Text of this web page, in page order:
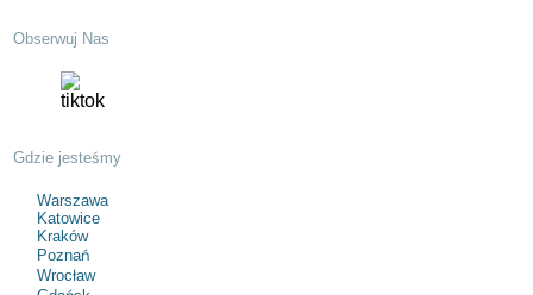
Obserwuj Nas
Gdzie jesteśmy
Warszawa
Katowice
Kraków
Poznań
Wrocław